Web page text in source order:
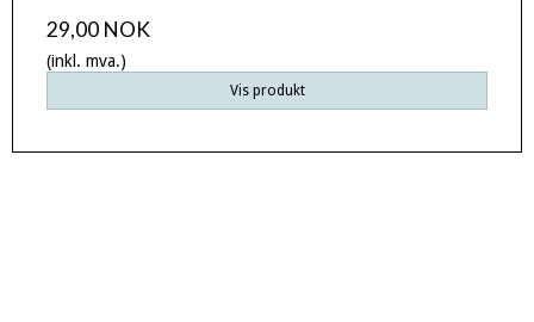
29,00 NOK
(inkl. mva.)
Vis produkt